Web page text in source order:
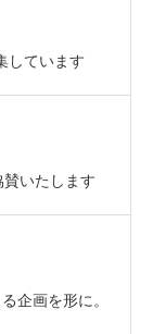
しています
いたします
企画を形に。